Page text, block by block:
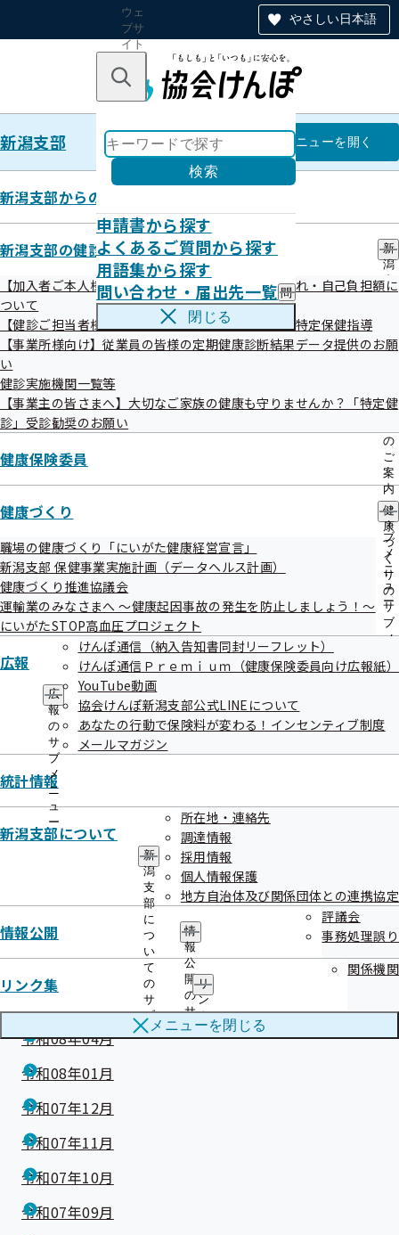
やさしい日本語
ウェ
ブサ
イト
のナ
ン
キーワードで探す
検索
申請書から探す
よくあるご質問から探す
用語集から探す
問い合わせ・届出先一覧 問
い
わ
出
一
サ
閉じる
新潟支部 新潟支部
メニューを開く
新潟支部からのお知らせ
新潟支部の健診・保健指導のご案内
新
潟
支
部
診
指
の
ご
案
内
の
サ
ブ
メ
ニ
ュ
ー
【加入者ご本人様・ご家族様向け】健診の受診の流れ・自己負担額に
ついて
【健診ご担当者様・加入者様向け】受けんばねっ！特定保健指導
【事業所様向け】従業員の皆様の定期健康診断結果データ提供のお願
い
健診実施機関一覧等
【事業主の皆さまへ】大切なご家族の健康も守りませんか？「特定健
診」受診勧奨のお願い
健康保険委員
健康づくり
健
康
づ
く
り
の
サ
ブ
メ
ュ
職場の健康づくり「にいがた健康経営宣言」
新潟支部 保健事業実施計画（データヘルス計画）
健康づくり推進協議会
運輸業のみなさまへ ～健康起因事故の発生を防止しましょう！～
にいがたSTOP高血圧プロジェクト
広報
広
報
の
サ
ブ
メ
ニ
ュ
ー
けんぽ通信（納入告知書同封リーフレット）
けんぽ通信Ｐｒｅｍｉｕｍ（健康保険委員向け広報紙）
YouTube動画
協会けんぽ新潟支部公式LINEについて
あなたの行動で保険料が変わる！インセンティブ制度
メールマガジン
統計情報
新潟支部について
新
潟
支
部
に
つ
い
て
の
サ
ブ
メ
所在地・連絡先
調達情報
採用情報
個人情報保護
地方自治体及び関係団体との連携協定
情報公開
情
報
公
開
の
サ
ブ
メ
評議会
事務処理誤り
リンク集
リ
ン
ク
関係機関
メニューを閉じる
新潟支部からのお知らせ
最新のお知らせ
NEW
令和08年08月07日
（令和8年熊本地震関連情報）医療機関等における一部負担
金の免除について
災害情報
令和08年08月04日
健康保険コラムを掲載しました
令和08年08月04日
情報提供サービスを一時停止させていただきます
令和08年07月31日
本部における事務処理誤り等の発生状況について（令和8年
4月～6月）
令和08年07月31日
事務処理誤り等の発生状況について（令和8年4月～6月）
過去のお知らせ一覧
令和08年04月
令和08年01月
令和07年12月
令和07年11月
令和07年10月
令和07年09月